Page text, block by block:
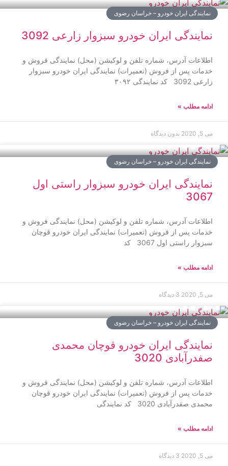
نمایندگی ایران خودرو – خراسان رضوی
نمایندگی ایران خودرو سبزوار زارعی 3092
اطلاعات آدرس، شماره تلفن و لوکیشن (محل) نمایندگی فروش و
خدمات پس از فروش (تعمیرات) نمایندگی ایران خودرو سبزوار
زارعی 3092 کد نمایندگی ۳۰۹۲
ادامه مطلب »
می 5, 2020 بدون دیدگاه
نمایندگی ایران خودرو – خراسان رضوی
نمایندگی ایران خودرو سبزوار راستی اول
3067
اطلاعات آدرس، شماره تلفن و لوکیشن (محل) نمایندگی فروش و
خدمات پس از فروش (تعمیرات) نمایندگی ایران خودرو قوچان
سبزوار راستی اول 3067 کد
ادامه مطلب »
می 5, 2020 3 دیدگاه
نمایندگی ایران خودرو – خراسان رضوی
نمایندگی ایران خودرو قوچان محمدی
صفدرآبادی 3020
اطلاعات آدرس، شماره تلفن و لوکیشن (محل) نمایندگی فروش و
خدمات پس از فروش (تعمیرات) نمایندگی ایران خودرو قوچان
محمدی صفدرآبادی 3020 کد نمایندگی
ادامه مطلب »
می 5, 2020 3 دیدگاه